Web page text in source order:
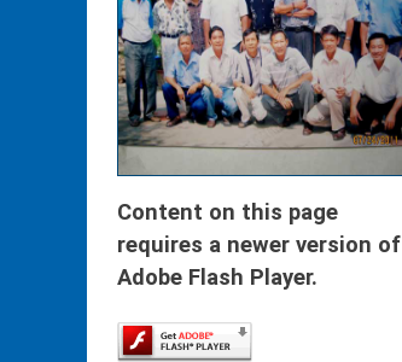
Content on this page
requires a newer version of
Adobe Flash Player.